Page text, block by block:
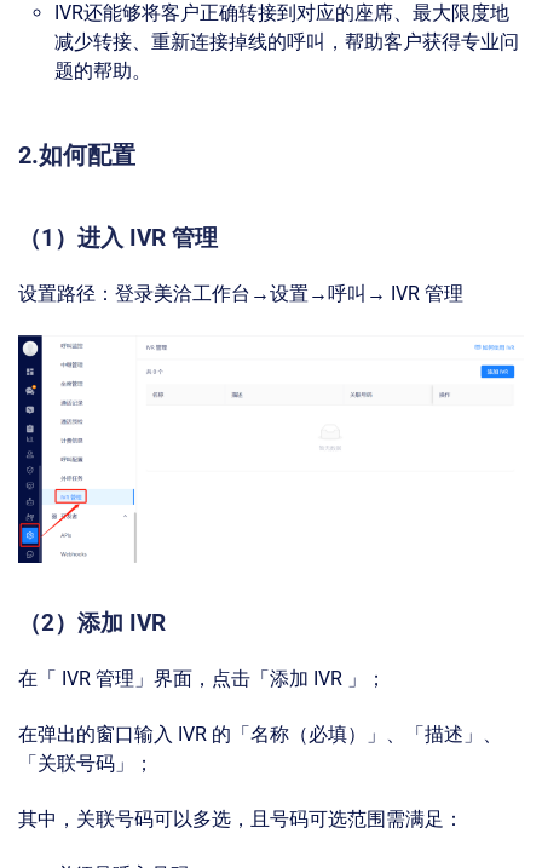
IVR还能够将客户正确转接到对应的座席、最大限度地
减少转接、重新连接掉线的呼叫，帮助客户获得专业问
题的帮助。
2.如何配置
（1）进入 IVR 管理
设置路径：登录美洽工作台→设置→呼叫→ IVR 管理
（2）添加 IVR
在「 IVR 管理」界面，点击「添加 IVR 」；
在弹出的窗口输入 IVR 的「名称（必填）」、「描述」、
「关联号码」；
其中，关联号码可以多选，且号码可选范围需满足：